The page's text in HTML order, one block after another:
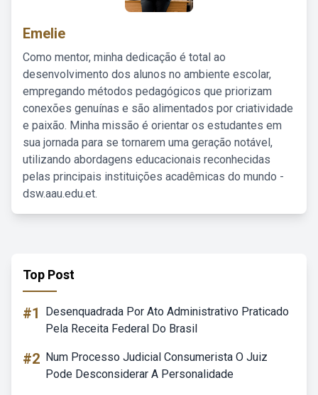
Emelie
Como mentor, minha dedicação é total ao
desenvolvimento dos alunos no ambiente escolar,
empregando métodos pedagógicos que priorizam
conexões genuínas e são alimentados por criatividade
e paixão. Minha missão é orientar os estudantes em
sua jornada para se tornarem uma geração notável,
utilizando abordagens educacionais reconhecidas
pelas principais instituições acadêmicas do mundo -
dsw.aau.edu.et.
Top Post
#1
Desenquadrada Por Ato Administrativo Praticado
Pela Receita Federal Do Brasil
#2 Num Processo Judicial Consumerista O Juiz
Pode Desconsiderar A Personalidade